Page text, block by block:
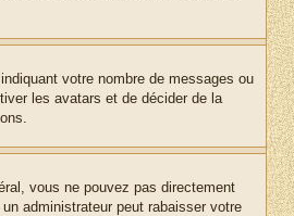
votre nombre de messages ou
les avatars et de décider de la
vous ne pouvez pas directement
administrateur peut rabaisser votre